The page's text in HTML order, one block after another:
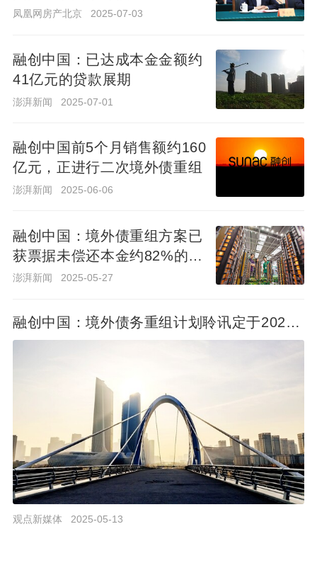
及公寓将由银城独自操盘营销。
1300 8
融创22亿收购浙江泛海建设投资有限公司
100%股权
2021-06-28 10:18:30
据业内人士爆料，融创22亿收购浙江泛海建设投
泛海城市广场的开发主体，该项目由甲级写字楼、
五星级酒店（目前是美高梅旗下的钓鱼台受托经
营）及服务式公寓组成的综合体。
消息称在无锡融创将与招商合作开发梁溪区
新地块
2021-06-16 10:31:43
消息称，融创竞得的无锡梁溪区地块将与招商合作
2713 8
2021-06-07 10:25:43
小道消息，邦泰可能会与融创合作，共同开发新站
高新区XZ202104号地块。
3191 7
真 原融创东南区域集团副总裁付鹏确认加盟
凤凰网房产北京 2025-07-03
融创中国：已达成本金金额约
41亿元的贷款展期
澎湃新闻 2025-07-01
融创中国前5个月销售额约160
亿元，正进行二次境外债重组
澎湃新闻 2025-06-06
融创中国：境外债重组方案已
获票据未偿还本金约82%的持
有人支持
澎湃新闻 2025-05-27
融创中国：境外债务重组计划聆讯定于2025
年9月15日召开
观点新媒体 2025-05-13